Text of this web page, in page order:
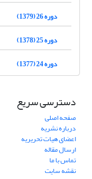
دوره 26 (1379)
دوره 25 (1378)
دوره 24 (1377)
دسترسی سریع
صفحه اصلی
درباره نشریه
اعضای هیات تحریریه
ارسال مقاله
تماس با ما
نقشه سایت